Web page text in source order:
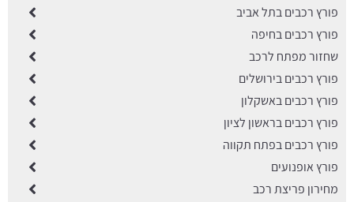
פורץ רכבים בתל אביב
פורץ רכבים בחיפה
שחזור מפתח לרכב
פורץ רכבים בירושלים
פורץ רכבים באשקלון
פורץ רכבים בראשון לציון
פורץ רכבים בפתח תקווה
פורץ אופנועים
מחירון פריצת רכב